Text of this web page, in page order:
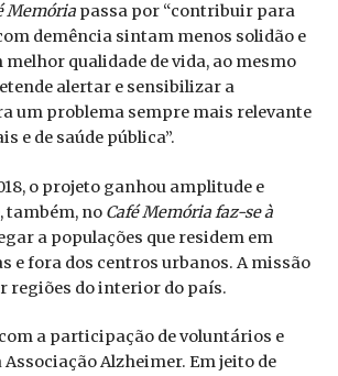
Memória passa por “contribuir para
demência sintam menos solidão e
qualidade de vida, ao mesmo
alertar e sensibilizar a
um problema sempre mais relevante
e de saúde pública”.
o projeto ganhou amplitude e
no Café Memória faz-se à
a populações que residem em
e fora dos centros urbanos. A missão
regiões do interior do país.
a participação de voluntários e
Alzheimer. Em jeito de